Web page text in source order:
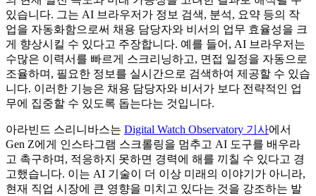
있습니다. 그는 AI 브라우저가 정보 검색, 분석, 요약 등의 작
업을 자동화함으로써 채용 담당자와 비서의 업무 효율성을 크
게 향상시킬 수 있다고 주장합니다. 예를 들어, AI 브라우저는
수많은 이력서를 빠르게 스크리닝하고, 면접 일정을 자동으로
조율하며, 필요한 정보를 실시간으로 검색하여 제공할 수 있습
니다. 이러한 기능은 채용 담당자와 비서가 보다 전략적인 업
무에 집중할 수 있도록 돕는다는 것입니다.
아라빈드 스리니바스는 Digital Watch Observatory 기사에서
Gen Z에게 인스타그램 스크롤링을 멈추고 AI 도구를 배우라
고 촉구하며, 적응하지 못하면 경력에 해를 끼칠 수 있다고 경
고했습니다. 이는 AI 기술이 더 이상 미래의 이야기가 아니라,
현재 직업 시장에 큰 영향을 미치고 있다는 것을 강조하는 발